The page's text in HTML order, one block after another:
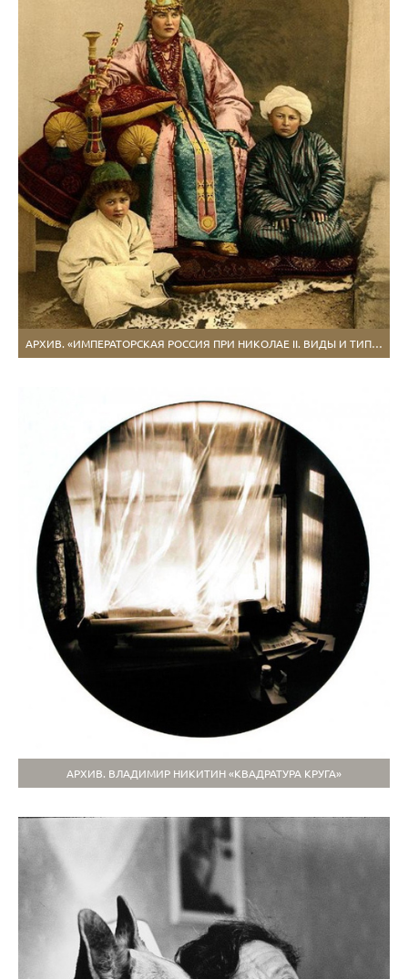
АРХИВ. «ИМПЕРАТОРСКАЯ РОССИЯ ПРИ НИКОЛАЕ II. ВИДЫ И ТИПЫ»
АРХИВ. ВЛАДИМИР НИКИТИН «КВАДРАТУРА КРУГА»